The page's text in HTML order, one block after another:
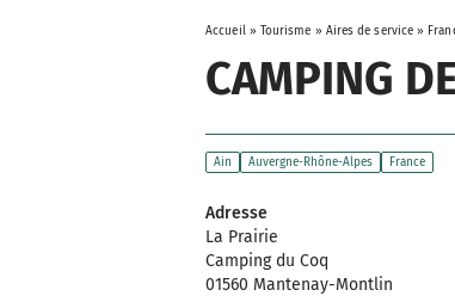
Accueil» Tourisme » Aires de service »
CAMPING
Ain Auvergne-Rhône-Alpes France
Adresse
La Prairie
Camping du Coq
01560 Mantenay-Montlin